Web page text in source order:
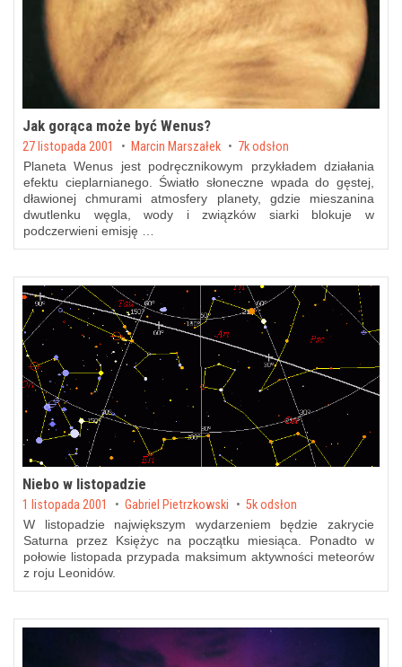
Jak gorąca może być Wenus?
Posted on
27 listopada 2001 by Marcin Marszałek 7k odsłon
Planeta Wenus jest podręcznikowym przykładem działania
efektu cieplarnianego. Światło słoneczne wpada do gęstej,
dławionej chmurami atmosfery planety, gdzie mieszanina
dwutlenku węgla, wody i związków siarki blokuje w
podczerwieni emisję …
Niebo w listopadzie
Posted on
1 listopada 2001 byGabriel Pietrzkowski 5k odsłon
W listopadzie największym wydarzeniem będzie zakrycie
Saturna przez Księżyc na początku miesiąca. Ponadto w
połowie listopada przypada maksimum aktywności meteorów
z roju Leonidów.